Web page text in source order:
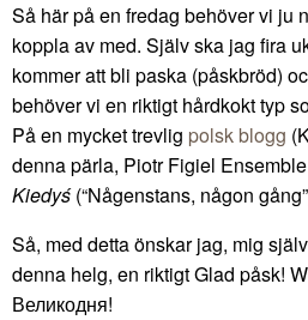
Så här på en fredag behöver vi ju
koppla av med. Själv ska jag fira
kommer att bli paska (påskbröd)
behöver vi en riktigt hårdkokt typ
På en mycket trevlig polsk blogg
denna pärla, Piotr Figiel
Kiedyś(“Någenstans, någon
Så, med detta önskar jag, mig
denna helg, en riktigt Glad påsk!
Великодня!